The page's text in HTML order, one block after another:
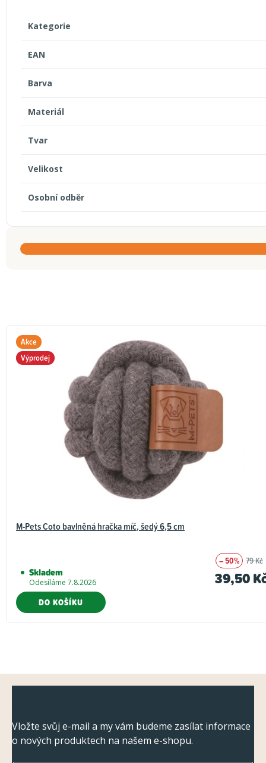
Kategorie
EAN
Barva
Materiál
Tvar
Velikost
Osobní odběr
Akce
Výprodej
M-Pets Coto bavlněná hračka míč, šedý 6,5 cm
Skladem
Odesíláme 7.8.2026
– 50% 79 Kč
39,50
DO KOŠÍKU
Vložte svůj e-mail a my vám budeme zasílat informace
o nových produktech na našem e-shopu.